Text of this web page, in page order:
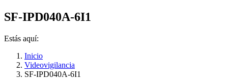
SF-IPD040A-6I1
Estás aquí:
Inicio
Videovigilancia
SF-IPD040A-6I1